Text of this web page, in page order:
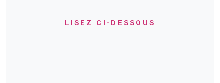
LISEZ CI-DESSOUS